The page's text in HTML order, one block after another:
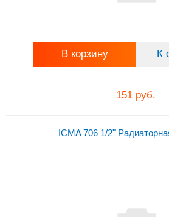
В корзину К
151 руб.
ICMA 706 1/2"